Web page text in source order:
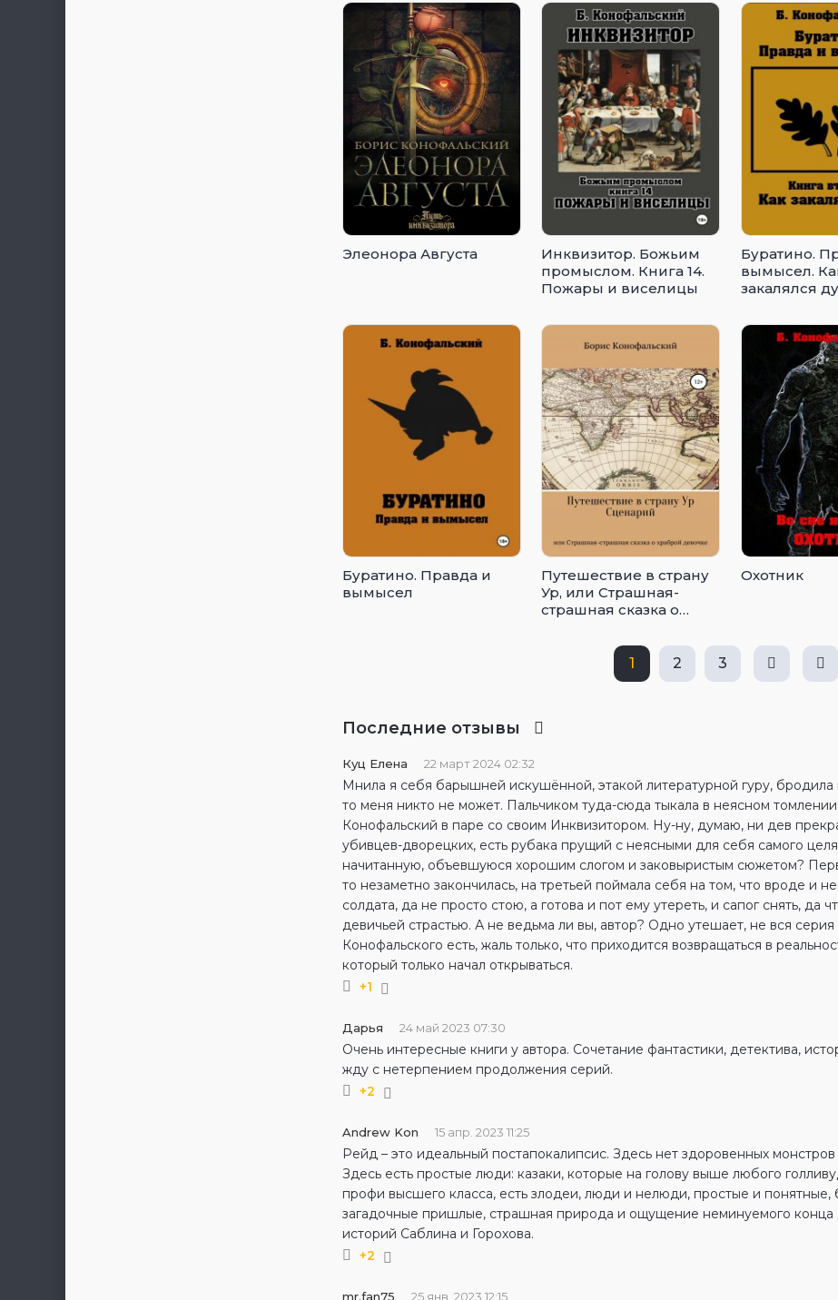
Элеонора Августа
Инквизитор. Божьим
промыслом. Книга 14.
Пожары и виселицы
Буратино.
вымысел.
закалялся
Буратино. Правда и
вымысел
Путешествие в страну
Ур, или Страшная-
страшная сказка о
Охотник
1 2 3
Последние отзывы
Куц Елена 22 март 2024 02:32
Мнила я себя барышней искушённой, этакой литературной гуру,
то меня никто не может. Пальчиком туда-сюда тыкала в неясном
Конофальский в паре со своим Инквизитором. Ну-ну, думаю, ни дев
убивцев-дворецких, есть рубака прущий с неясными для себя самого
начитанную, объевшуюся хорошим слогом и заковыристым сюжетом?
то незаметно закончилась, на третьей поймала себя на том, что вроде и
солдата, да не просто стою, а готова и пот ему утереть, и сапог снять, да
девичьей страстью. А не ведьма ли вы, автор? Одно утешает, не вся
Конофальского есть, жаль только, что приходится возвращаться в
который только начал открываться.
+1
Дарья 24 май 2023 07:30
Очень интересные книги у автора. Сочетание фантастики, детектива,
жду с нетерпением продолжения серий.
+2
Andrew Kon 15 апр. 2023 11:25
Рейд – это идеальный постапокалипсис. Здесь нет здоровенных
Здесь есть простые люди: казаки, которые на голову выше любого
профи высшего класса, есть злодеи, люди и нелюди, простые и понятные,
загадочные пришлые, страшная природа и ощущение неминуемого
историй Саблина и Горохова.
+2
mr.fan75 25 янв. 2023 12:15